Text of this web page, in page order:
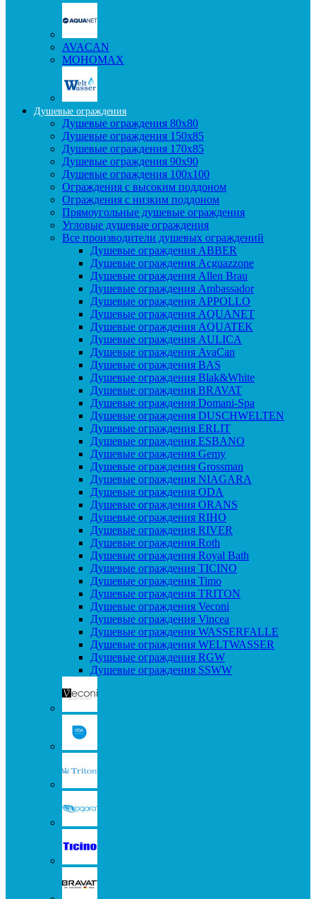
AVACAN
МОНОМАХ
Душевые ограждения
Душевые ограждения 80x80
Душевые ограждения 150x85
Душевые ограждения 170x85
Душевые ограждения 90x90
Душевые ограждения 100x100
Ограждения с высоким поддоном
Ограждения с низким поддоном
Прямоугольные душевые ограждения
Угловые душевые ограждения
Все производители душевых ограждений
Душевые ограждения ABBER
Душевые ограждения Acguazzone
Душевые ограждения Allen Brau
Душевые ограждения Ambassador
Душевые ограждения APPOLLO
Душевые ограждения AQUANET
Душевые ограждения AQUATEK
Душевые ограждения AULICA
Душевые ограждения AvaCan
Душевые ограждения BAS
Душевые ограждения Blak&White
Душевые ограждения BRAVAT
Душевые ограждения Domani-Spa
Душевые ограждения DUSCHWELTEN
Душевые ограждения ERLIT
Душевые ограждения ESBANO
Душевые ограждения Gemy
Душевые ограждения Grossman
Душевые ограждения NIAGARA
Душевые ограждения ODA
Душевые ограждения ORANS
Душевые ограждения RIHO
Душевые ограждения RIVER
Душевые ограждения Roth
Душевые ограждения Royal Bath
Душевые ограждения TICINO
Душевые ограждения Timo
Душевые ограждения TRITON
Душевые ограждения Veconi
Душевые ограждения Vincea
Душевые ограждения WASSERFALLE
Душевые ограждения WELTWASSER
Душевые ограждения RGW
Душевые ограждения SSWW